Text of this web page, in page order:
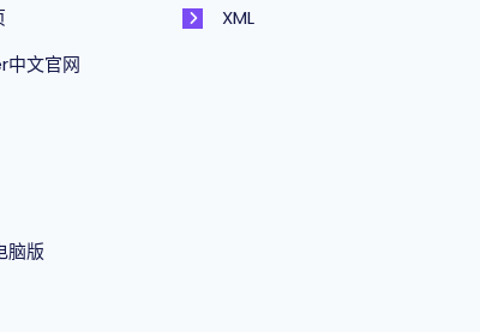
文官网
脑版
XML